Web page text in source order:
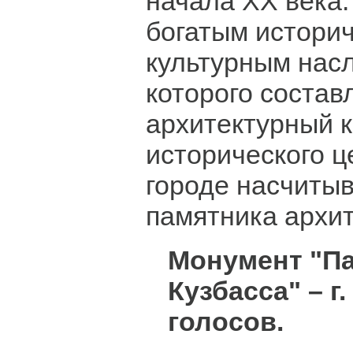
богатым
культурным
которого
архитектурный
исторического
городе
памятника
Монумент
Кузбасса" –
голосов.